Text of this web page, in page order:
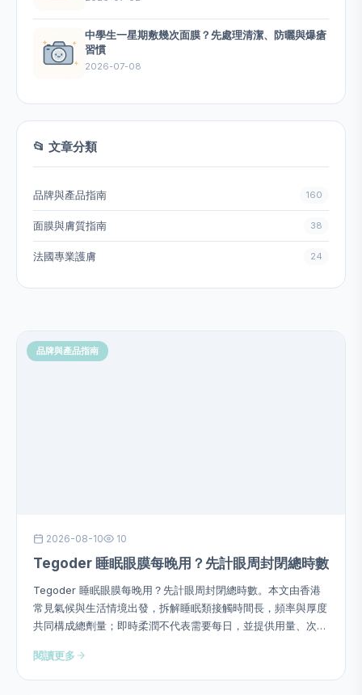
品牌與產品指南
2026-08-10 10
Tegoder 睡眠眼膜每晚用？先計眼周封閉總時數
Tegoder 睡眠眼膜每晚用？先計眼周封閉總時數。本文由香港
常見氣候與生活情境出發，拆解睡眠類接觸時間長，頻率與厚度
共同構成總劑量；即時柔潤不代表需要每日，並提供用量、次
功效承諾。
閱讀更多
中學生一星期敷幾次面膜？先處理清潔、防曬與爆瘡
習慣
2026-07-08
📂 文章分類
品牌與產品指南 160
面膜與膚質指南 38
法國專業護膚 24